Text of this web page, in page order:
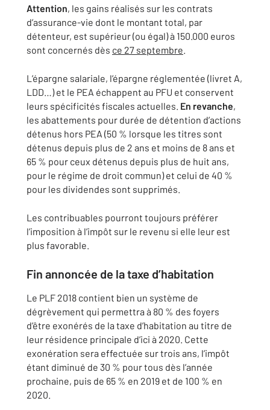
Attention, les gains réalisés sur les contrats
d’assurance-vie dont le montant total, par
détenteur, est supérieur (ou égal) à 150.000 euros
sont concernés dès ce 27 septembre
L’épargne salariale, l’épargne réglementée (livret A,
LDD…) et le PEA échappent au PFU et conservent
leurs spécificités fiscales actuelles. En revanche,
les abattements pour durée de détention d’actions
détenus hors PEA (50 % lorsque les titres sont
détenus depuis plus de 2 ans et moins de 8 ans et
65 % pour ceux détenus depuis plus de huit ans,
pour le régime de droit commun) et celui de 40 %
pour les dividendes sont supprimés.
Les contribuables pourront toujours préférer
l’imposition à l’impôt sur le revenu si elle leur est
plus favorable.
Fin annoncée de la taxe d’habitation
Le PLF 2018 contient bien un système de
dégrèvement qui permettra à 80 % des foyers
d’être exonérés de la taxe d’habitation au titre de
leur résidence principale d’ici à 2020. Cette
exonération sera effectuée sur trois ans, l’impôt
étant diminué de 30 % pour tous dès l’année
prochaine, puis de 65 % en 2019 et de 100 % en
2020.